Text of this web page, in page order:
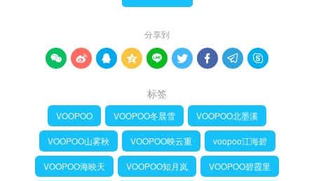
分享到
        
标签
VOOPOO VOOPOO冬晨雪 VOOPOO北墨溪
VOOPOO山雾秋 VOOPOO映云重 voopoo江海碧
VOOPOO海映天 VOOPOO知月岚 VOOPOO碧霞里